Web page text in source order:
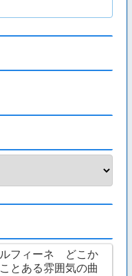
フィーネ どこか
とある雰囲気の曲